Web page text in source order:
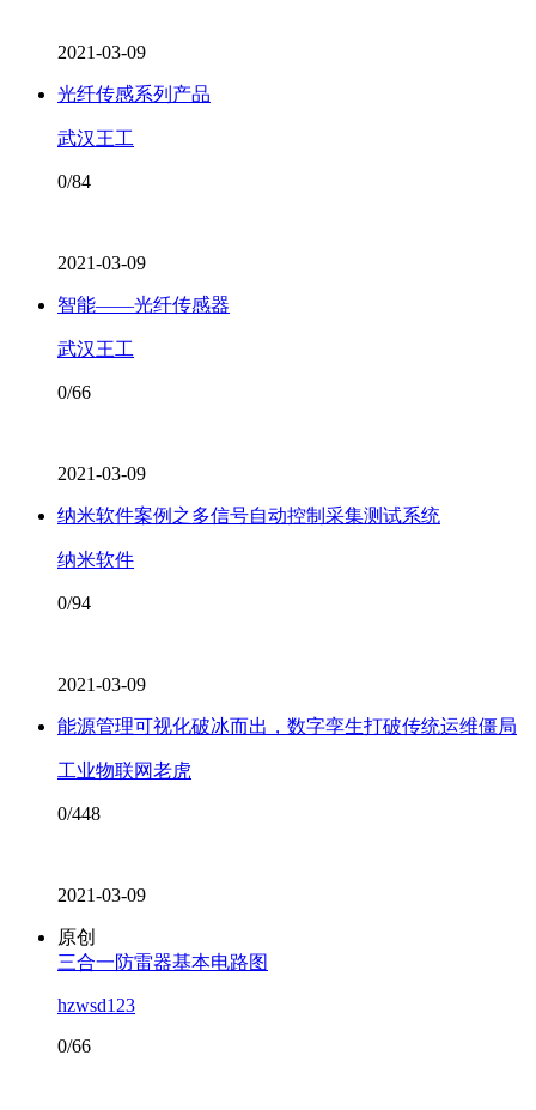
2021-03-09
光纤传感系列产品
武汉王工
0/84
2021-03-09
智能——光纤传感器
武汉王工
0/66
2021-03-09
纳米软件案例之多信号自动控制采集测试系统
纳米软件
0/94
2021-03-09
能源管理可视化破冰而出，数字孪生打破传统运维僵局
工业物联网老虎
0/448
2021-03-09
原创
三合一防雷器基本电路图
hzwsd123
0/66